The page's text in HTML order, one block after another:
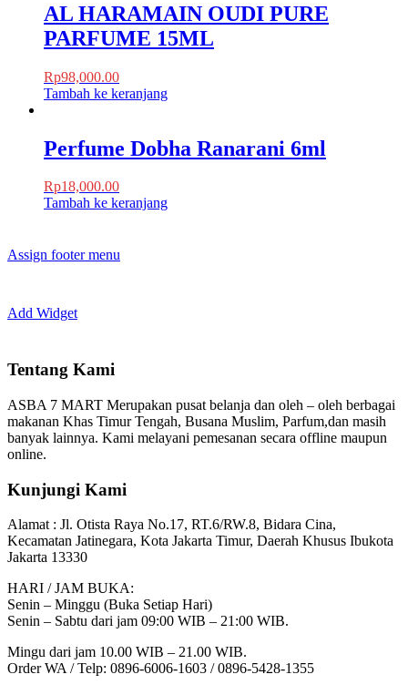
AL HARAMAIN OUDI PURE
PARFUME 15ML
Rp98,000.00
Tambah ke keranjang
Perfume Dobha Ranarani 6ml
Rp18,000.00
Tambah ke keranjang
Assign footer menu
Add Widget
Tentang Kami
ASBA 7 MART Merupakan pusat belanja dan oleh – oleh berbagai
makanan Khas Timur Tengah, Busana Muslim, Parfum,dan masih
banyak lainnya. Kami melayani pemesanan secara offline maupun
online.
Kunjungi Kami
Alamat : Jl. Otista Raya No.17, RT.6/RW.8, Bidara Cina,
Kecamatan Jatinegara, Kota Jakarta Timur, Daerah Khusus Ibukota
Jakarta 13330
HARI / JAM BUKA:
Senin – Minggu (Buka Setiap Hari)
Senin – Sabtu dari jam 09:00 WIB – 21:00 WIB.
Mingu dari jam 10.00 WIB – 21.00 WIB.
Order WA / Telp: 0896-6006-1603 / 0896-5428-1355